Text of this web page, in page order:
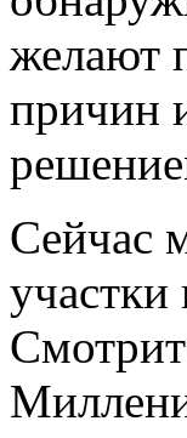
желают
причин
Сейчас